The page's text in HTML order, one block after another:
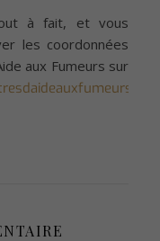
à fait, et vous
les coordonnées
aux Fumeurs sur